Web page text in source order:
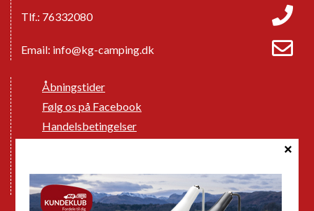
Tlf.: 76332080
Email: info@kg-camping.dk
Åbningstider
Følg os på Facebook
Handelsbetingelser
GPDR - Optagelse af foto og video